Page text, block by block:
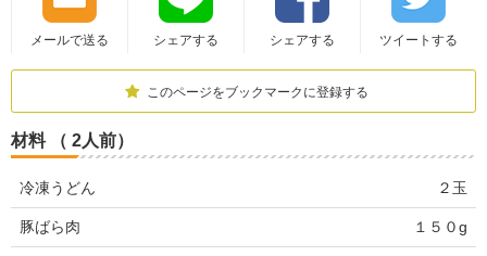
メールで送る シェアする シェアする ツイートする
このページをブックマークに登録する
材料 （ 2人前）
冷凍うどん ２玉
豚ばら肉 １５０g